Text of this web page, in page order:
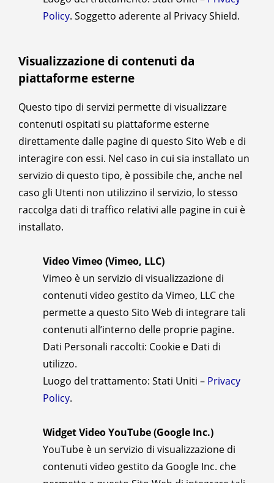
Policy. Soggetto aderente al Privacy Shield.
Visualizzazione di contenuti da
piattaforme esterne
Questo tipo di servizi permette di visualizzare
contenuti ospitati su piattaforme esterne
direttamente dalle pagine di questo Sito Web e di
interagire con essi. Nel caso in cui sia installato un
servizio di questo tipo, è possibile che, anche nel
caso gli Utenti non utilizzino il servizio, lo stesso
raccolga dati di traffico relativi alle pagine in cui è
installato.
Video Vimeo (Vimeo, LLC)
Vimeo è un servizio di visualizzazione di
contenuti video gestito da Vimeo, LLC che
permette a questo Sito Web di integrare tali
contenuti all’interno delle proprie pagine.
Dati Personali raccolti: Cookie e Dati di
utilizzo.
Luogo del trattamento: Stati Uniti – Privacy
Policy.
Widget Video YouTube (Google Inc.)
YouTube è un servizio di visualizzazione di
contenuti video gestito da Google Inc. che